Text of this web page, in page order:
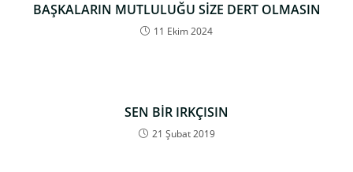
BAŞKALARIN MUTLULUĞU SİZE DERT OLMASIN
11 Ekim 2024
SEN BİR IRKÇISIN
21 Şubat 2019